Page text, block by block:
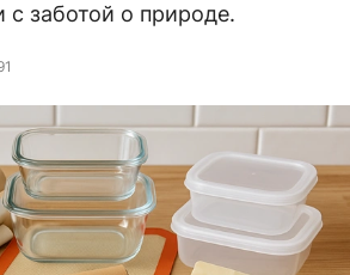
с заботой о природе.